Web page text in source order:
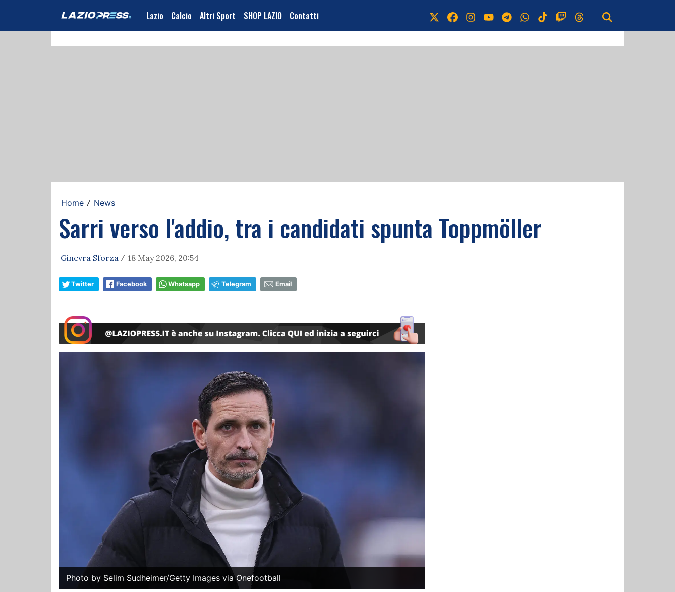
Lazio Calcio Altri Sport SHOP LAZIO Contatti
Home / News
Sarri verso l'addio, tra i candidati spunta Toppmöller
Ginevra Sforza / 18 May 2026, 20:54
Twitter Facebook Whatsapp Telegram Email
Photo by Selim Sudheimer/Getty Images via Onefootball